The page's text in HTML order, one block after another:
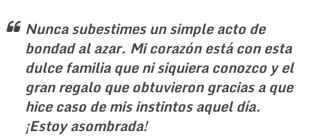
Nunca subestimes un simple acto de
bondad al azar. Mi corazón está con esta
dulce familia que ni siquiera conozco y el
gran regalo que obtuvieron gracias a que
hice caso de mis instintos aquel día.
¡Estoy asombrada!